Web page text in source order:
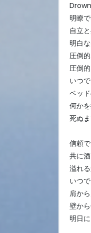
明瞭
自立
明白
圧倒
圧倒
いつ
ベッ
何か
死ぬ
信頼
共に
溢れ
いつ
肩か
壁か
明日